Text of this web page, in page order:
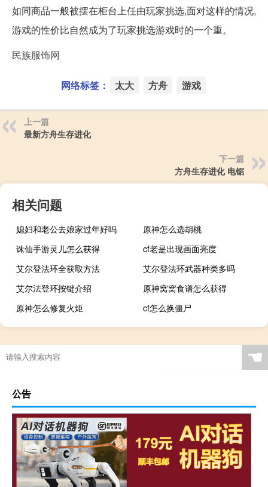
如同商品一般被摆在柜台上任由玩家挑选,面对这样的情况,
游戏的性价比自然成为了玩家挑选游戏时的一个重。
民族服饰网
网络标签： 太大 方舟 游戏
上一篇
最新方舟生存进化
下一篇
方舟生存进化 电锯
相关问题
媳妇和老公去娘家过年好吗
原神怎么选胡桃
诛仙手游灵儿怎么获得
cf老是出现画面亮度
艾尔登法环全获取方法
艾尔登法环武器种类多吗
艾尔法登环按键介绍
原神窝窝食谱怎么获得
原神怎么修复火炬
cf怎么换僵尸
☚
公告